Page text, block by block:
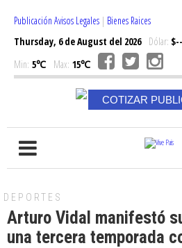
Publicación Avisos Legales | Bienes Raices
Thursday, 6 de August del 2026Dólar: $--
Min: 5℃ Max: 15℃
COTIZAR
DEPORTES
Arturo Vidal manifestó
una tercera temporada